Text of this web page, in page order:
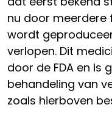
nu door meerdere
wordt
verlopen. Dit
door de FDA en is
behandeling van
zoals hierboven